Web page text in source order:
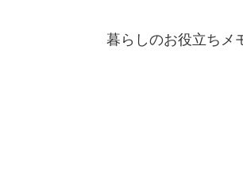
暮らしのお役立ちメ